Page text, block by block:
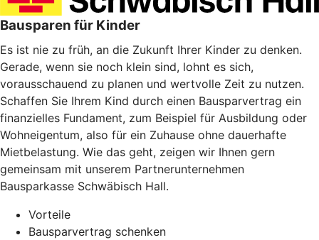
Bausparen für Kinder
Es ist nie zu früh, an die Zukunft Ihrer Kinder zu denken.
Gerade, wenn sie noch klein sind, lohnt es sich,
vorausschauend zu planen und wertvolle Zeit zu nutzen.
Schaffen Sie Ihrem Kind durch einen Bausparvertrag ein
finanzielles Fundament, zum Beispiel für Ausbildung oder
Wohneigentum, also für ein Zuhause ohne dauerhafte
Mietbelastung. Wie das geht, zeigen wir Ihnen gern
gemeinsam mit unserem Partnerunternehmen
Bausparkasse Schwäbisch Hall.
Vorteile
Bausparvertrag schenken